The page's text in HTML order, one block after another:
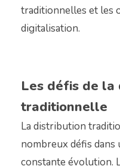
traditionnelles et les
digitalisation.
Les défis de la
traditionnelle
La distribution
nombreux défis
constante évolution.